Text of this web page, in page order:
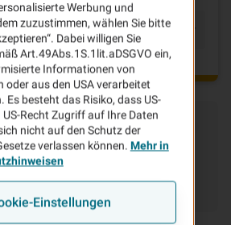
Weiter
Werbung und
zuzustimmen, wählen Sie bitte
Dabei willigen Sie
Art.49Abs.1S.1lit.aDSGVO ein,
Informationen von
oder aus den USA verarbeitet
Es besteht das Risiko, dass US-
Recht Zugriff auf Ihre Daten
nicht auf den Schutz der
verlassen können. Mehr in
Einstellungen